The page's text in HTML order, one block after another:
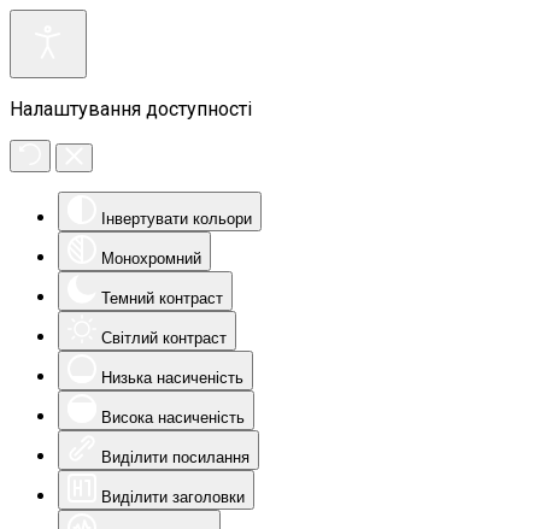
Налаштування доступності
Інвертувати кольори
Монохромний
Темний контраст
Світлий контраст
Низька насиченість
Висока насиченість
Виділити посилання
Виділити заголовки